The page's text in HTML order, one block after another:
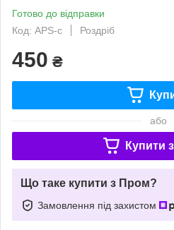
Готово до відправки
Код: APS-с
Роздріб
450 ₴
або
Купити з
Що таке купити з Пром?
Замовлення під захистом